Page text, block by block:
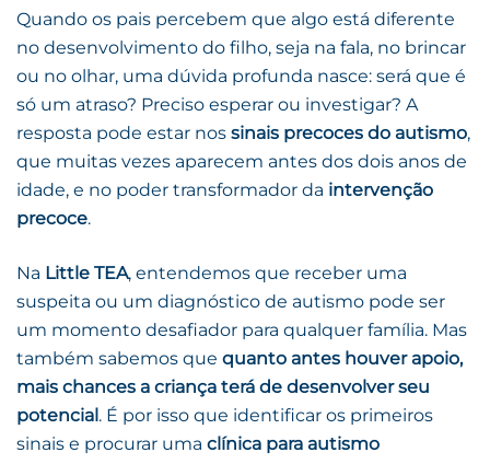
Quando os pais percebem que algo está diferente
no desenvolvimento do filho, seja na fala, no brincar
ou no olhar, uma dúvida profunda nasce: será que é
só um atraso? Preciso esperar ou investigar? A
resposta pode estar nos sinais precoces do autismo,
que muitas vezes aparecem antes dos dois anos de
idade, e no poder transformador da intervenção
precoce.
Na Little TEA, entendemos que receber uma
suspeita ou um diagnóstico de autismo pode ser
um momento desafiador para qualquer família. Mas
também sabemos que quanto antes houver apoio,
mais chances a criança terá de desenvolver seu
potencial. É por isso que identificar os primeiros
sinais e procurar uma clínica para autismo